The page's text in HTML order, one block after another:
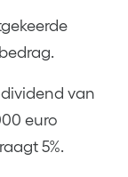
van
euro
5%.